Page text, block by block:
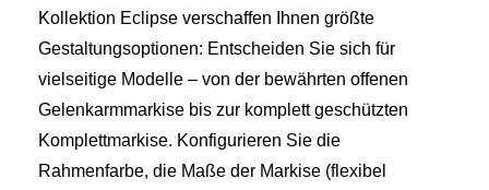
Kollektion Eclipse verschaffen Ihnen größte
Gestaltungsoptionen: Entscheiden Sie sich für
vielseitige Modelle – von der bewährten offenen
Gelenkarmmarkise bis zur komplett geschützten
Komplettmarkise. Konfigurieren Sie die
Rahmenfarbe, die Maße der Markise (flexibel